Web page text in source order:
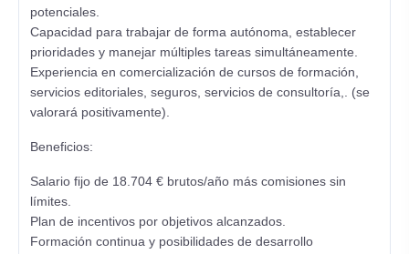
potenciales.
Capacidad para trabajar de forma autónoma, establecer
prioridades y manejar múltiples tareas simultáneamente.
Experiencia en comercialización de cursos de formación,
servicios editoriales, seguros, servicios de consultoría,. (se
valorará positivamente).
Beneficios:
Salario fijo de 18.704 € brutos/año más comisiones sin
límites.
Plan de incentivos por objetivos alcanzados.
Formación continua y posibilidades de desarrollo